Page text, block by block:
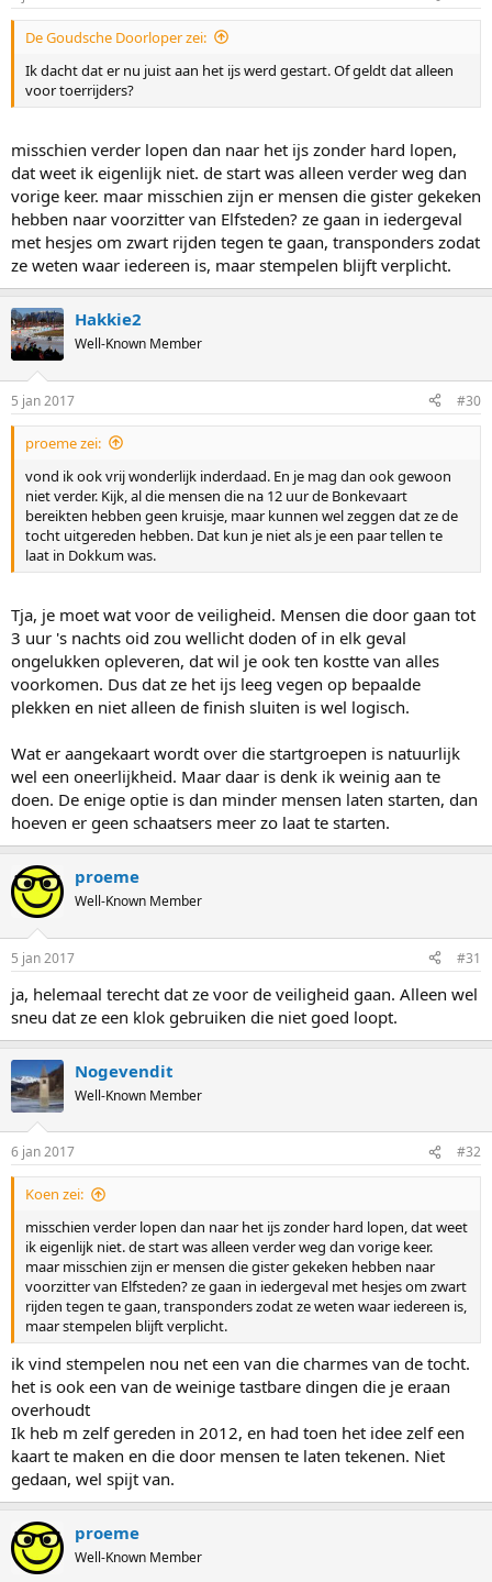
De Goudsche Doorloper zei:
Ik dacht dat er nu juist aan het ijs werd gestart. Of geldt dat alleen
voor toerrijders?
misschien verder lopen dan naar het ijs zonder hard lopen,
dat weet ik eigenlijk niet. de start was alleen verder weg dan
vorige keer. maar misschien zijn er mensen die gister gekeken
hebben naar voorzitter van Elfsteden? ze gaan in iedergeval
met hesjes om zwart rijden tegen te gaan, transponders zodat
ze weten waar iedereen is, maar stempelen blijft verplicht.
Hakkie2
Well-Known Member
5 jan 2017 #30
proeme zei:
vond ik ook vrij wonderlijk inderdaad. En je mag dan ook gewoon
niet verder. Kijk, al die mensen die na 12 uur de Bonkevaart
bereikten hebben geen kruisje, maar kunnen wel zeggen dat ze de
tocht uitgereden hebben. Dat kun je niet als je een paar tellen te
laat in Dokkum was.
Tja, je moet wat voor de veiligheid. Mensen die door gaan tot
3 uur 's nachts oid zou wellicht doden of in elk geval
ongelukken opleveren, dat wil je ook ten kostte van alles
voorkomen. Dus dat ze het ijs leeg vegen op bepaalde
plekken en niet alleen de finish sluiten is wel logisch.
Wat er aangekaart wordt over die startgroepen is natuurlijk
wel een oneerlijkheid. Maar daar is denk ik weinig aan te
doen. De enige optie is dan minder mensen laten starten, dan
hoeven er geen schaatsers meer zo laat te starten.
proeme
Well-Known Member
5 jan 2017 #31
ja, helemaal terecht dat ze voor de veiligheid gaan. Alleen wel
sneu dat ze een klok gebruiken die niet goed loopt.
Nogevendit
Well-Known Member
6 jan 2017 #32
Koen zei:
misschien verder lopen dan naar het ijs zonder hard lopen, dat weet
ik eigenlijk niet. de start was alleen verder weg dan vorige keer.
maar misschien zijn er mensen die gister gekeken hebben naar
voorzitter van Elfsteden? ze gaan in iedergeval met hesjes om zwart
rijden tegen te gaan, transponders zodat ze weten waar iedereen is,
maar stempelen blijft verplicht.
ik vind stempelen nou net een van die charmes van de tocht.
het is ook een van de weinige tastbare dingen die je eraan
overhoudt
Ik heb m zelf gereden in 2012, en had toen het idee zelf een
kaart te maken en die door mensen te laten tekenen. Niet
gedaan, wel spijt van.
proeme
Well-Known Member